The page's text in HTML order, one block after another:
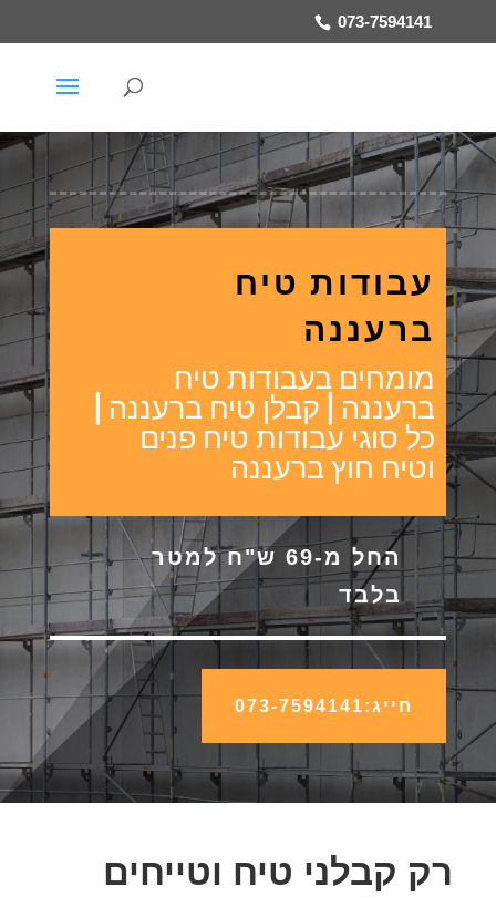
073-7594141
עבודות טיח
ברעננה
מומחים בעבודות טיח
ברעננה | קבלן טיח ברעננה |
כל סוגי עבודות טיח פנים
וטיח חוץ ברעננה
החל מ-69 ש"ח למטר
בלבד
חייג:073-7594141
רק קבלני טיח וטייחים